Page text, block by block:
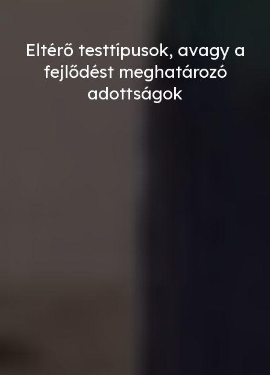
Eltérő testtípusok, avagy a
fejlődést meghatározó
adottságok